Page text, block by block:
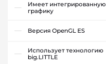
Имеет интегрированную
графику
Версия OpenGL ES
Использует технологию
big.LITTLE